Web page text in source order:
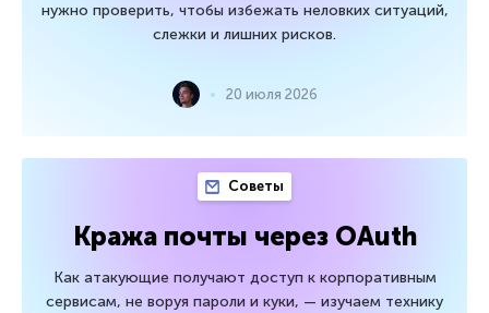
нужно проверить, чтобы избежать неловких ситуаций,
слежки и лишних рисков.
20 июля 2026
Советы
Кража почты через OAuth
Как атакующие получают доступ к корпоративным
сервисам, не воруя пароли и куки, — изучаем технику